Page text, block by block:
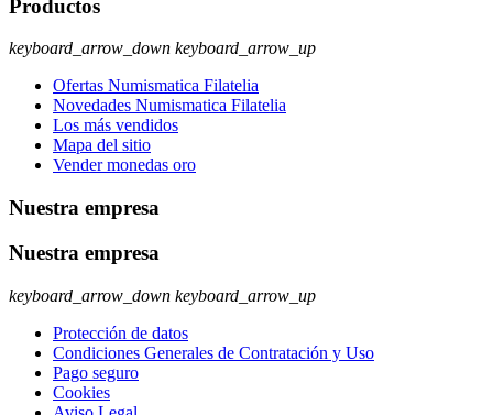
Productos
keyboard_arrow_down keyboard_arrow_up
Ofertas Numismatica Filatelia
Novedades Numismatica Filatelia
Los más vendidos
Mapa del sitio
Vender monedas oro
Nuestra empresa
Nuestra empresa
keyboard_arrow_down keyboard_arrow_up
Protección de datos
Condiciones Generales de Contratación y Uso
Pago seguro
Cookies